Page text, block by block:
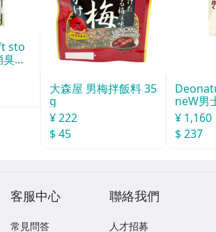
sto
止
大森屋 男梅拌飯料 35
g
¥ 222
$ 45
neW男
消臭石
¥ 1,160
$ 237
客服中心
常見問答
聯絡我們
人才招募